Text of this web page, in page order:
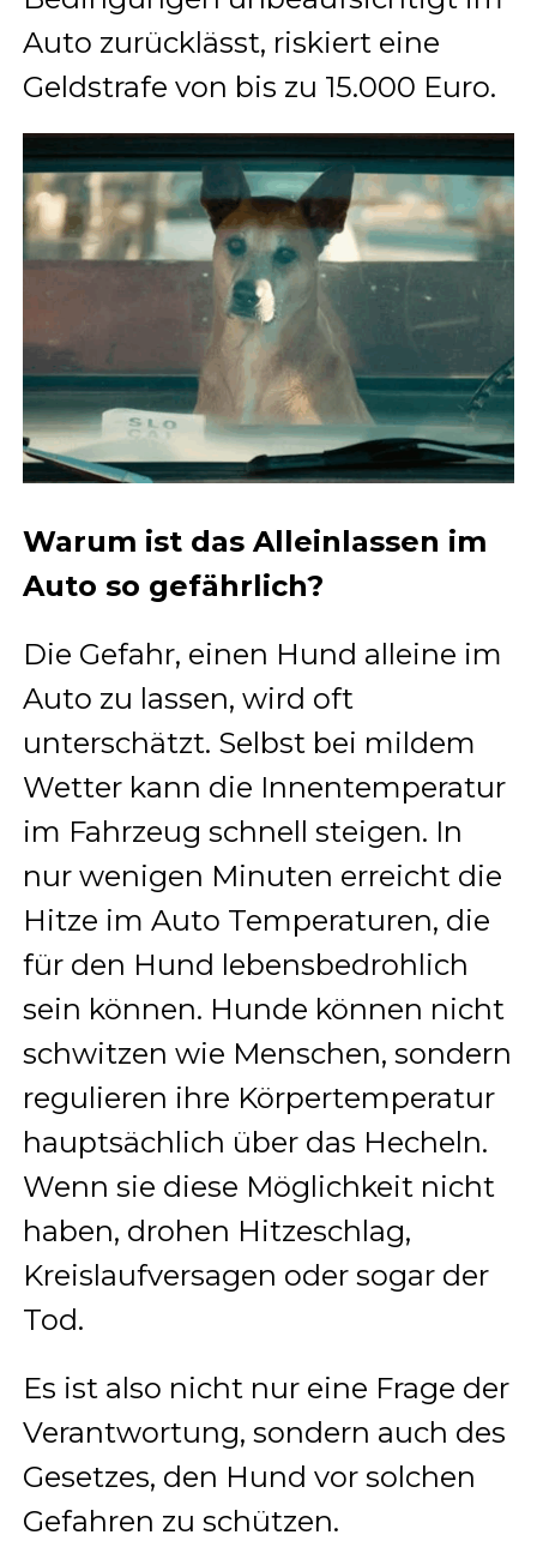
Auto zurücklässt, riskiert eine
Geldstrafe von bis zu 15.000 Euro.
Warum ist das Alleinlassen im
Auto so gefährlich?
Die Gefahr, einen Hund alleine im
Auto zu lassen, wird oft
unterschätzt. Selbst bei mildem
Wetter kann die Innentemperatur
im Fahrzeug schnell steigen. In
nur wenigen Minuten erreicht die
Hitze im Auto Temperaturen, die
für den Hund lebensbedrohlich
sein können. Hunde können nicht
schwitzen wie Menschen, sondern
regulieren ihre Körpertemperatur
hauptsächlich über das Hecheln.
Wenn sie diese Möglichkeit nicht
haben, drohen Hitzeschlag,
Kreislaufversagen oder sogar der
Tod.
Es ist also nicht nur eine Frage der
Verantwortung, sondern auch des
Gesetzes, den Hund vor solchen
Gefahren zu schützen.